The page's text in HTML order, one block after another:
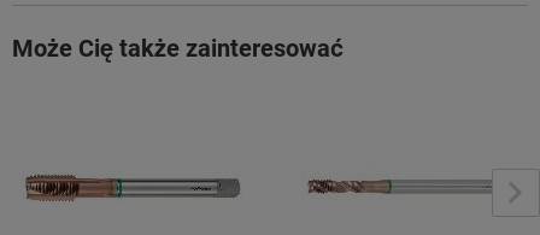
Może Cię także zainteresować